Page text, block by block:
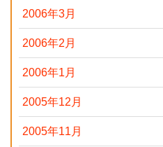
2006年3月
2006年2月
2006年1月
2005年12月
2005年11月